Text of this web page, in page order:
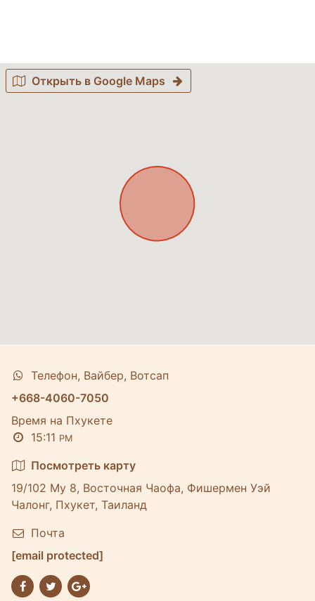
Открыть в Google Maps
Телефон, Вайбер, Вотсап
+668-4060-7050
Время на Пхукете
15:11 PM
Посмотреть карту
19/102 Му 8, Восточная Чаофа, Фишермен Уэй
Чалонг, Пхукет, Таиланд
Почта
[email protected]